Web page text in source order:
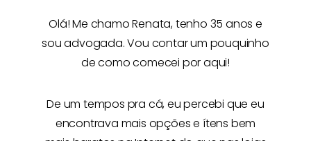
Olá! Me chamoRenata, tenho 35 anos e
sou advogada. Vou contar um pouquinho
de como comecei por aqui!
De um tempos pra cá, eu percebi que eu
encontrava mais opções e ítens bem